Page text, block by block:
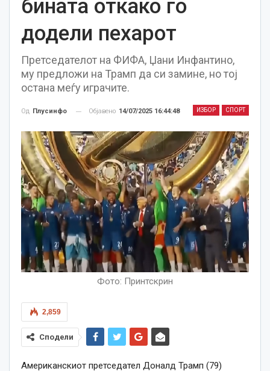
бината откако го
додели пехарот
Претседателот на ФИФА, Џани Инфантино,
му предложи на Трамп да си замине, но тој
остана меѓу играчите.
ИЗБОР СПОРТ
Од Плусинфо Објавено 14/07/2025 16:44:48
Фото: Принтскрин
2,859
Сподели
Американскиот претседател Доналд Трамп (79)